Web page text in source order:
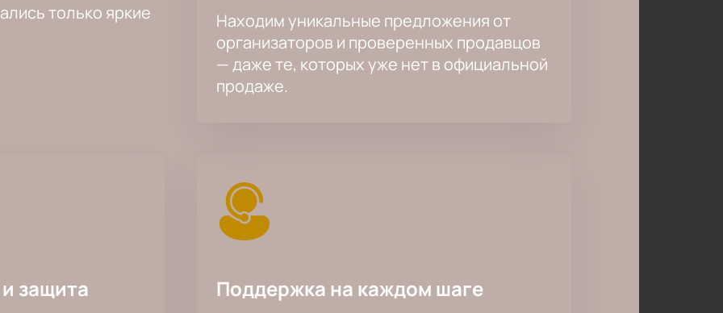
только яркие
Находим уникальные предложения от
организаторов и проверенных продавцов
— даже те, которых уже нет в официальной
продаже.
защита
Поддержка на каждом шаге